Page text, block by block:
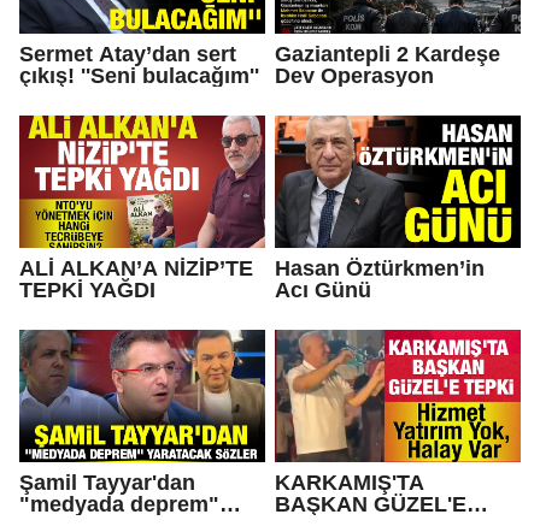
Sermet Atay’dan sert
çıkış! ''Seni bulacağım''
Gaziantepli 2 Kardeşe
Dev Operasyon
ALİ ALKAN’A NİZİP’TE
TEPKİ YAĞDI
Hasan Öztürkmen’in
Acı Günü
Şamil Tayyar'dan
"medyada deprem"
KARKAMIŞ'TA
BAŞKAN GÜZEL'E